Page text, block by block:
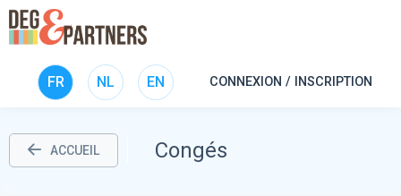
FR NL EN CONNEXION / INSCRIPTION
ACCUEIL Congés